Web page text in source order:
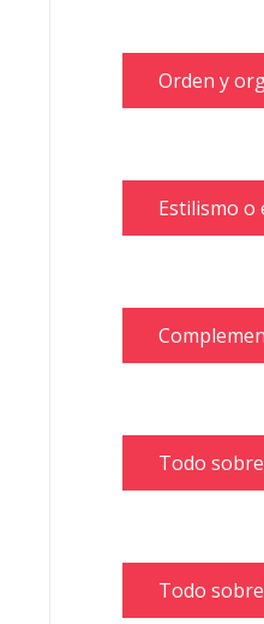
Orden y
Estilismo o
Todo
Todo